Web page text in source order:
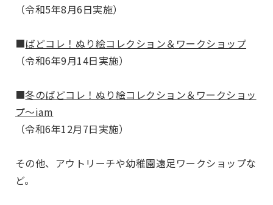
（令和5年8月6日実施）
■ばどコレ！ぬり絵コレクション＆ワークショップ
（令和6年9月14日実施）
■冬のばどコレ！ぬり絵コレクション＆ワークショッ
プ～iam
（令和6年12月7日実施）
その他、アウトリーチや幼稚園遠足ワークショップな
ど。